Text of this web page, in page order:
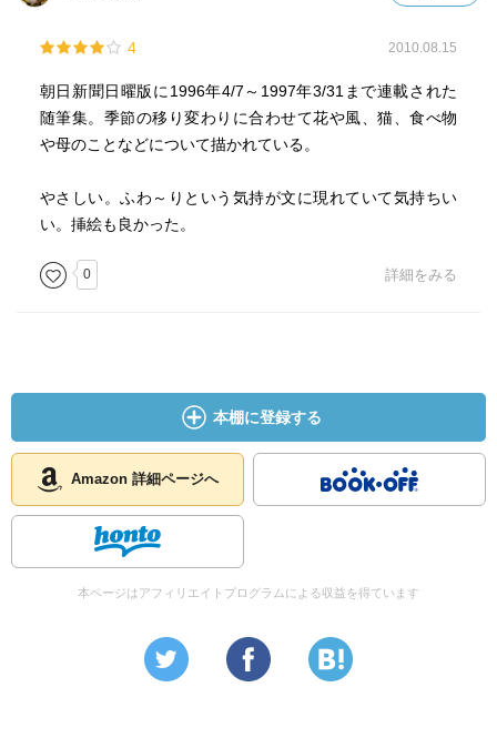
4 2010.08.15
朝日新聞日曜版に1996年4/7～1997年3/31まで連載された
随筆集。季節の移り変わりに合わせて花や風、猫、食べ物
や母のことなどについて描かれている。
やさしい。ふわ～りという気持が文に現れていて気持ちい
い。挿絵も良かった。
0 詳細をみる
本棚に登録する
Amazon 詳細ページへ
本ページはアフィリエイトプログラムによる収益を得ています